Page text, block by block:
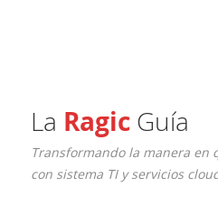
La RagicGuía
Transformando la manera en
con sistema TI y servicios